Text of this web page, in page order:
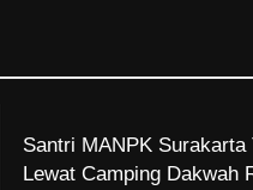
Siniar Fakultas Syariah
Rilis Program Fikih Genzi